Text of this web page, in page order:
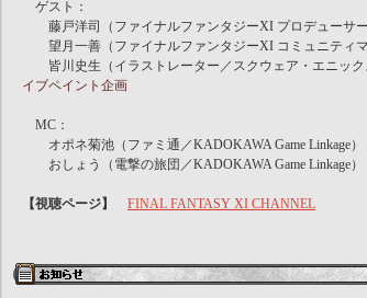
ゲスト：
藤戸洋司（ファイナルファンタジーXI プロデューサー
望月一善（ファイナルファンタジーXI コミュニティマ
皆川史生（イラストレーター／スクウェア・エニック
イブペイント企画
MC：
オポネ菊池（ファミ通／KADOKAWA Game Linkage）
おしょう（電撃の旅団／KADOKAWA Game Linkage）
【視聴ページ】 FINAL FANTASY XI CHANNEL